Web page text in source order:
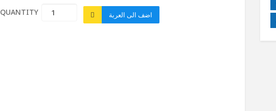
عدد السوست : 130 بالمتر المربع قطر QUANTITY : اضف الى العربة